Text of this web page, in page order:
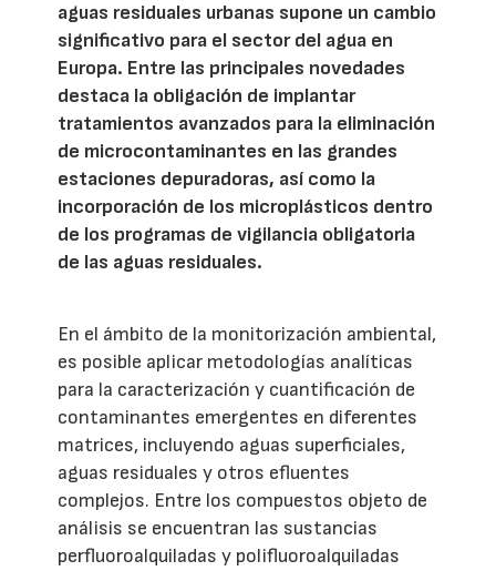
aguas residuales urbanas supone un cambio
significativo para el sector del agua en
Europa. Entre las principales novedades
destaca la obligación de implantar
tratamientos avanzados para la eliminación
de microcontaminantes en las grandes
estaciones depuradoras, así como la
incorporación de los microplásticos dentro
de los programas de vigilancia obligatoria
de las aguas residuales.
En el ámbito de la monitorización ambiental,
es posible aplicar metodologías analíticas
para la caracterización y cuantificación de
contaminantes emergentes en diferentes
matrices, incluyendo aguas superficiales,
aguas residuales y otros efluentes
complejos. Entre los compuestos objeto de
análisis se encuentran las sustancias
perfluoroalquiladas y polifluoroalquiladas